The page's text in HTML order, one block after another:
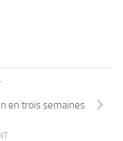
en trois semaines